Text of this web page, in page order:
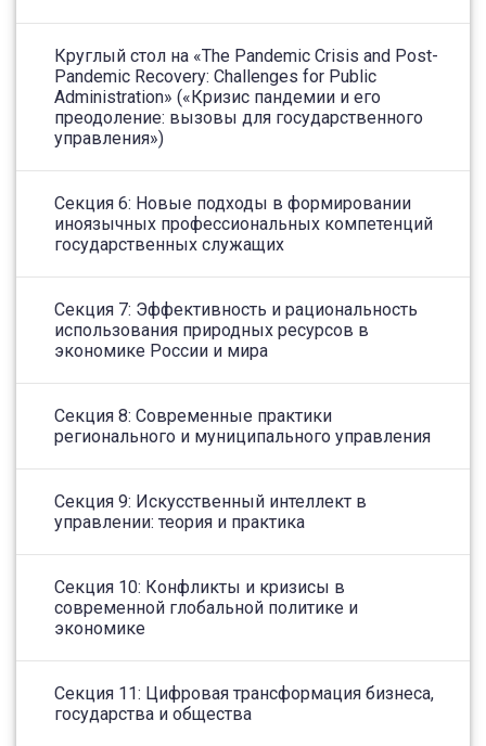
Круглый стол на «The Pandemic Crisis and Post-
Pandemic Recovery: Challenges for Public
Administration» («Кризис пандемии и его
преодоление: вызовы для государственного
управления»)
Секция 6: Новые подходы в формировании
иноязычных профессиональных компетенций
государственных служащих
Секция 7: Эффективность и рациональность
использования природных ресурсов в
экономике России и мира
Секция 8: Современные практики
регионального и муниципального управления
Секция 9: Искусственный интеллект в
управлении: теория и практика
Секция 10: Конфликты и кризисы в
современной глобальной политике и
экономике
Секция 11: Цифровая трансформация бизнеса,
государства и общества